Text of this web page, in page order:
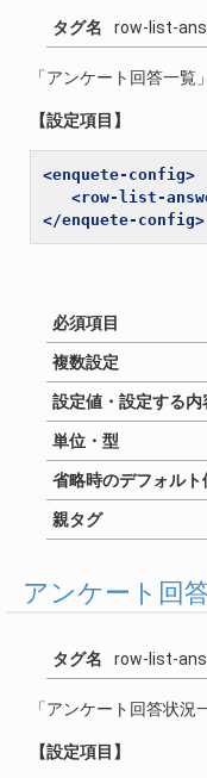
タグ名 row-list-
「アンケート回答一
【設定項目】
<enquete-config>
<row-list-
</enquete-config>
必須項目
複数設定
設定値・設定する内
単位・型
省略時のデフォルト
親タグ
アンケート回
タグ名 row-list-
「アンケート回答状
【設定項目】